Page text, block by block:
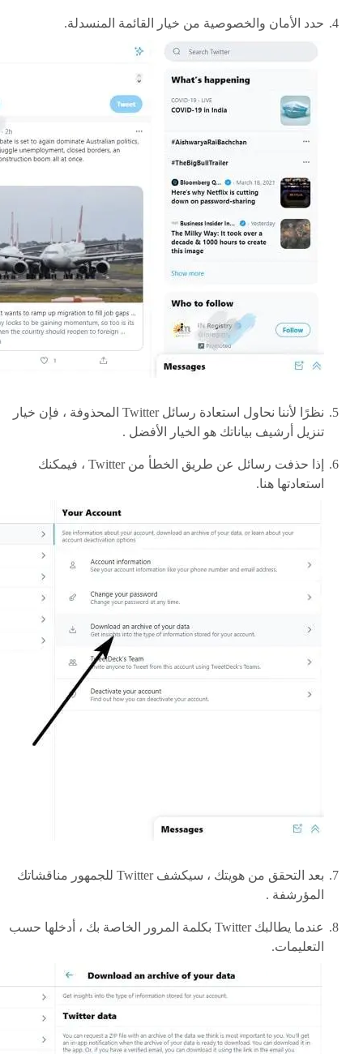
حدد الأمان والخصوصية من خيار القائمة المنسدلة.
نظرًا لأننا نحاول استعادة رسائل Twitter المحذوفة ، فإن خيار
تنزيل أرشيف بياناتك هو الخيار الأفضل .
إذا حذفت رسائل عن طريق الخطأ من Twitter ، فيمكنك
استعادتها هنا.
بعد التحقق من هويتك ، سيكشف Twitter للجمهور مناقشاتك
المؤرشفة .
عندما يطالبك Twitter بكلمة المرور الخاصة بك ، أدخلها حسب
التعليمات.